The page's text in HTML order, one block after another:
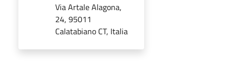
Via Artale Alagona,
24, 95011
Calatabiano CT, Italia